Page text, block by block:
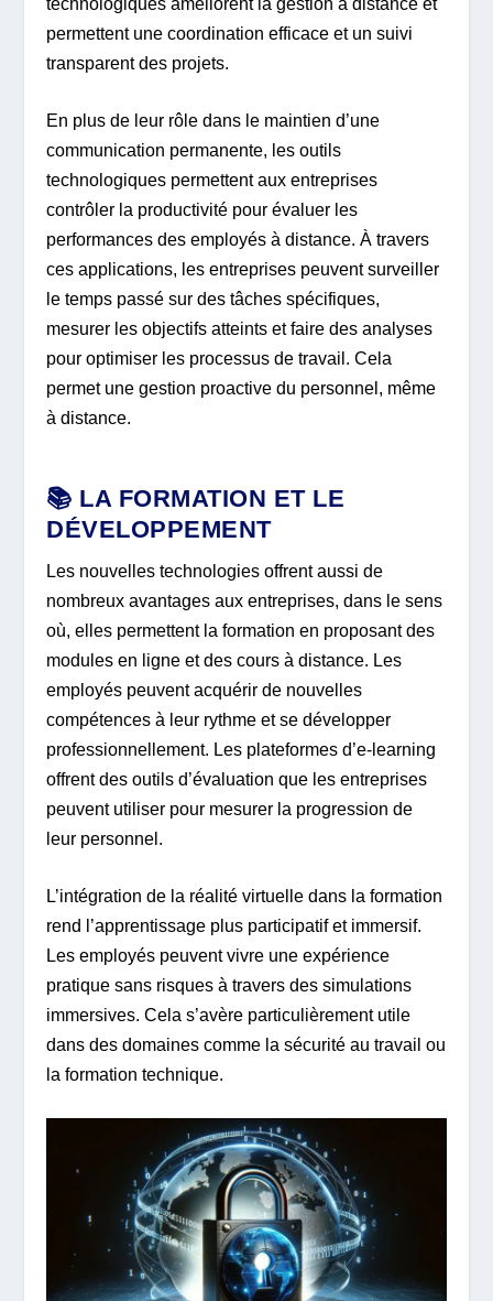
permettent une coordination efficace et un suivi
transparent des projets.
En plus de leur rôle dans le maintien d’une
communication permanente, les outils
technologiques permettent aux entreprises
contrôler la productivité pour évaluer les
performances des employés à distance. À travers
ces applications, les entreprises peuvent surveiller
le temps passé sur des tâches spécifiques,
mesurer les objectifs atteints et faire des analyses
pour optimiser les processus de travail. Cela
permet une gestion proactive du personnel, même
à distance.
📚 LA FORMATION ET LE
DÉVELOPPEMENT
Les nouvelles technologies offrent aussi de
nombreux avantages aux entreprises, dans le sens
où, elles permettent la formation en proposant des
modules en ligne et des cours à distance. Les
employés peuvent acquérir de nouvelles
compétences à leur rythme et se développer
professionnellement. Les plateformes d’e-learning
offrent des outils d’évaluation que les entreprises
peuvent utiliser pour mesurer la progression de
leur personnel.
L’intégration de la réalité virtuelle dans la formation
rend l’apprentissage plus participatif et immersif.
Les employés peuvent vivre une expérience
pratique sans risques à travers des simulations
immersives. Cela s’avère particulièrement utile
dans des domaines comme la sécurité au travail ou
la formation technique.